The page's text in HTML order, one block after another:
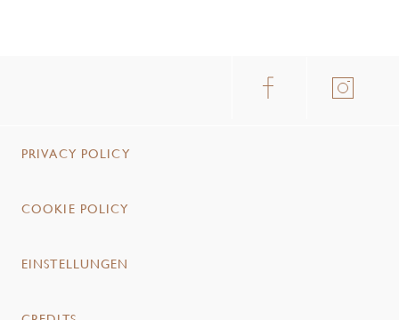
PRIVACY POLICY
COOKIE POLICY
EINSTELLUNGEN